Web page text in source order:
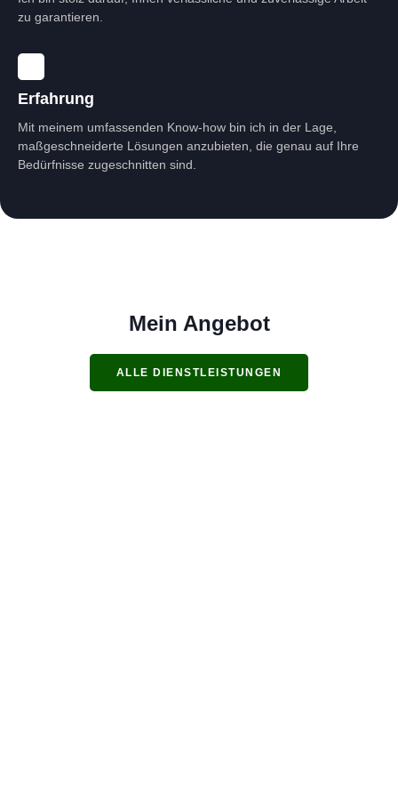
Erfahrung
Mit meinem umfassenden Know-how bin ich in der Lage,
maßgeschneiderte Lösungen anzubieten, die genau auf Ihre
Bedürfnisse zugeschnitten sind.
zu garantieren.
Mein Angebot
ALLE DIENSTLEISTUNGEN